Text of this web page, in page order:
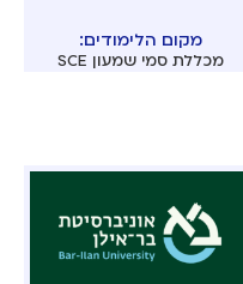
מקום הלימודים:
מכללת סמי שמעון SCE